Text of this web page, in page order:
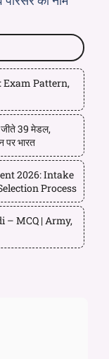
Exam Pattern,
39 मेडल,
पर भारत
2026: Intake
Process
– MCQ | Army,